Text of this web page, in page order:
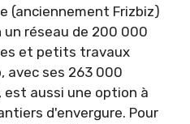
(anciennement Frizbiz)
réseau de 200 000
et petits travaux
avec ses 263 000
aussi une option à
d'envergure. Pour